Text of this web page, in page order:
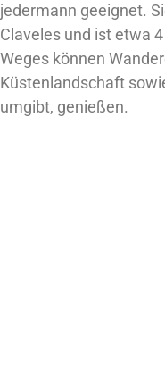
jedermann geeignet.
Claveles und ist etwa
Weges können
Küstenlandschaft
umgibt, genießen.